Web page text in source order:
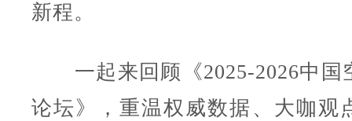
新程。
一起来回顾《2025-2026中国
论坛》，重温权威数据、大咖观